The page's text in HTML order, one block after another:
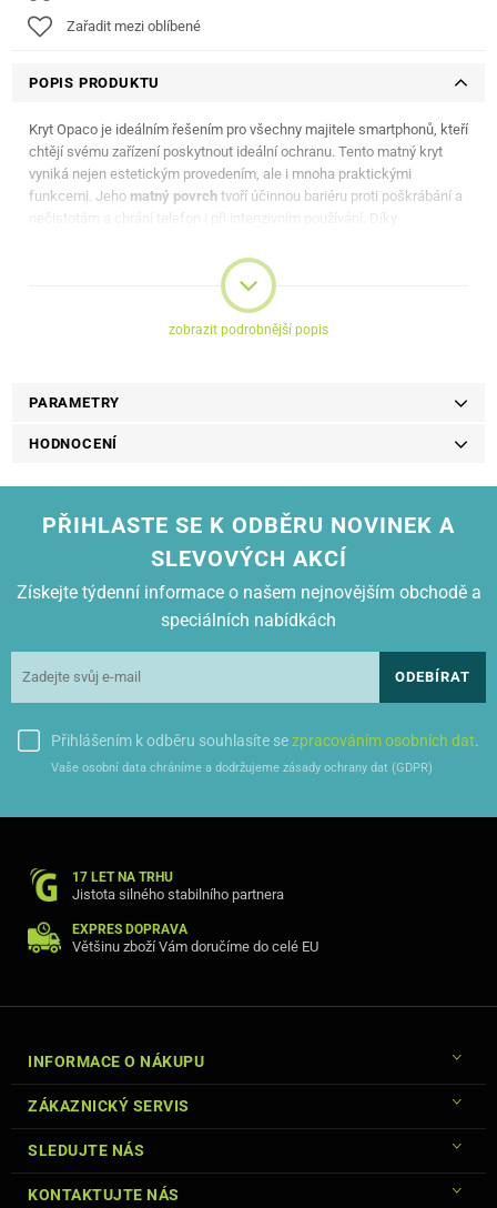
Zařadit mezi oblíbené
POPIS PRODUKTU
Kryt Opaco je ideálním řešením pro všechny majitele smartphonů, kteří
chtějí svému zařízení poskytnout ideální ochranu. Tento matný kryt
vyniká nejen estetickým provedením, ale i mnoha praktickými
funkcemi. Jeho matný povrch tvoří účinnou bariéru proti poškrábání a
nečistotám a chrání telefon i při intenzivním používání. Díky
ruce a eliminuje riziko náhodného upuštění.
několika barevných variantách
přizpůsobení individuálnímu stylu a preferencím uživatele.
fotoaparátykonkrétního modelu smartphonu. Jeho
Kryt je vyroben zTPU materiálu , je nejenodolný a flexibilní , ale také
vizuálně nezvětšuje telefona dokonale se přizpůsobí jeho tvaru. Navíc
nebrání funkci bezdrátových nabíječek. Kryt Opaco není jen o ochraně,
ale i o pohodlí a stylu. Jeho
kompatibilita s držáky do auta
používání smartphonu na cestách a zajišťuje plnou funkčnost i v
náročných podmínkách.
Specifikace:
Vzor: matný povrch
Funkce:
zobrazit podrobnější popis
PARAMETRY
HODNOCENÍ
PŘIHLASTE SE K ODBĚRU NOVINEK A
SLEVOVÝCH AKCÍ
Získejte týdenní informace o našem nejnovějším obchodě a
speciálních nabídkách
ODEBÍRAT
Přihlášením k odběru souhlasíte sezpracováním osobních dat.
Vaše osobní data chráníme a dodržujeme zásady ochrany dat (GDPR)
17 LET NA TRHU
Jistota silného stabilního partnera
EXPRES DOPRAVA
Většinu zboží Vám doručíme do celé EU
INFORMACE O NÁKUPU
ZÁKAZNICKÝ SERVIS
SLEDUJTE NÁS
KONTAKTUJTE NÁS